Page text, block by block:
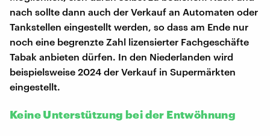
nach sollte dann auch der Verkauf an Automaten oder
Tankstellen eingestellt werden, so dass am Ende nur
noch eine begrenzte Zahl lizensierter Fachgeschäfte
Tabak anbieten dürfen. In den Niederlanden wird
beispielsweise 2024 der Verkauf in Supermärkten
eingestellt.
Keine Unterstützung bei der Entwöhnung